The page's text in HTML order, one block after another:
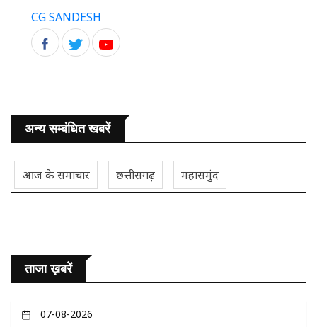
CG SANDESH
अन्य सम्बंधित खबरें
आज के समाचार छत्तीसगढ़ महासमुंद
ताजा ख़बरें
07-08-2026